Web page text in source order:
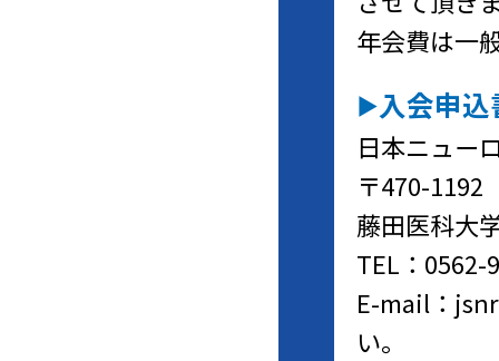
年会費は一
入会申
日本ニュー
〒470-
藤田医科大
TEL：0562-
E-mail：
い。